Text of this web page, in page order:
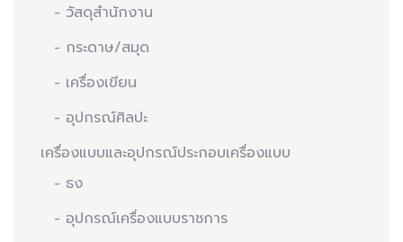
- วัสดุสำนักงาน
- กระดาษ/สมุด
- เครื่องเขียน
- อุปกรณ์ศิลปะ
เครื่องแบบและอุปกรณ์ประกอบเครื่องแบบ
- ธง
- อุปกรณ์เครื่องแบบราชการ